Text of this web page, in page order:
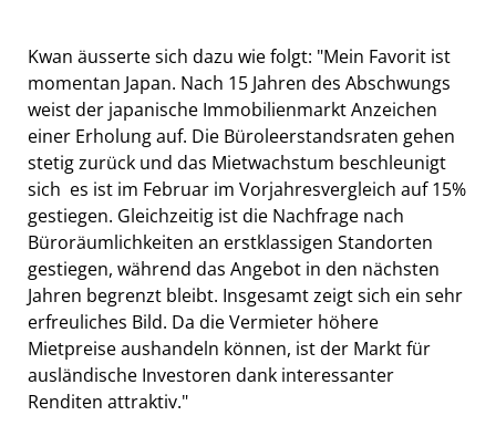
Kwan äusserte sich dazu wie folgt: "Mein Favorit ist
momentan Japan. Nach 15 Jahren des Abschwungs
weist der japanische Immobilienmarkt Anzeichen
einer Erholung auf. Die Büroleerstandsraten gehen
stetig zurück und das Mietwachstum beschleunigt
sich  es ist im Februar im Vorjahresvergleich auf 15%
gestiegen. Gleichzeitig ist die Nachfrage nach
Büroräumlichkeiten an erstklassigen Standorten
gestiegen, während das Angebot in den nächsten
Jahren begrenzt bleibt. Insgesamt zeigt sich ein sehr
erfreuliches Bild. Da die Vermieter höhere
Mietpreise aushandeln können, ist der Markt für
ausländische Investoren dank interessanter
Renditen attraktiv."